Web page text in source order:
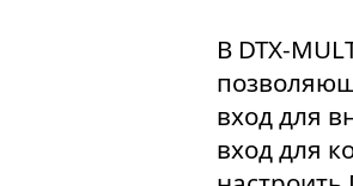
В DTX-
вход для
вход для